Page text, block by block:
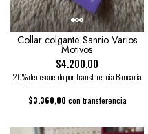
Collar colgante Sanrio Varios
Motivos
$4.200,00
20% de descuento por Transferencia Bancaria
$3.360,00 con transferencia